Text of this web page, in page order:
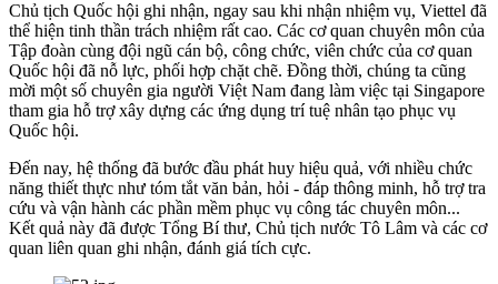
Chủ tịch Quốc hội ghi nhận, ngay sau khi nhận nhiệm vụ, Viettel đã
thể hiện tinh thần trách nhiệm rất cao. Các cơ quan chuyên môn của
Tập đoàn cùng đội ngũ cán bộ, công chức, viên chức của cơ quan
Quốc hội đã nỗ lực, phối hợp chặt chẽ. Đồng thời, chúng ta cũng
mời một số chuyên gia người Việt Nam đang làm việc tại Singapore
tham gia hỗ trợ xây dựng các ứng dụng trí tuệ nhân tạo phục vụ
Quốc hội.
Đến nay, hệ thống đã bước đầu phát huy hiệu quả, với nhiều chức
năng thiết thực như tóm tắt văn bản, hỏi - đáp thông minh, hỗ trợ tra
cứu và vận hành các phần mềm phục vụ công tác chuyên môn...
Kết quả này đã được Tổng Bí thư, Chủ tịch nước Tô Lâm và các cơ
quan liên quan ghi nhận, đánh giá tích cực.